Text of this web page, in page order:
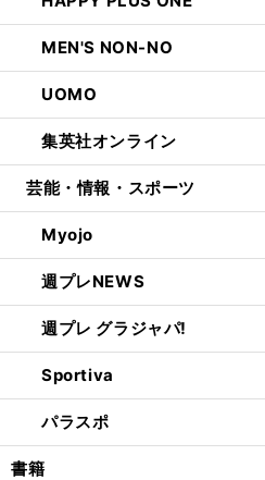
MEN'S NON-NO
UOMO
集英社オンライン
芸能・情報・スポーツ
Myojo
週プレNEWS
週プレ グラジャパ!
Sportiva
パラスポ
書籍